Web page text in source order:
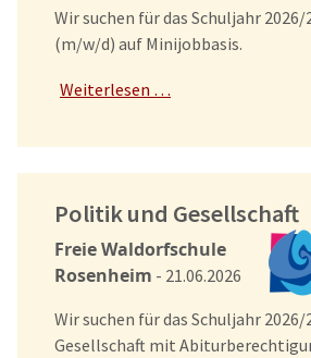
Wir suchen für das Schuljahr
(m/w/d) auf Minijobbasis.
Weiterlesen …
Politik und Gesellschaft
Freie Waldorfschule
Rosenheim - 21.06.2026
Wir suchen für das Schuljahr
Gesellschaft mit